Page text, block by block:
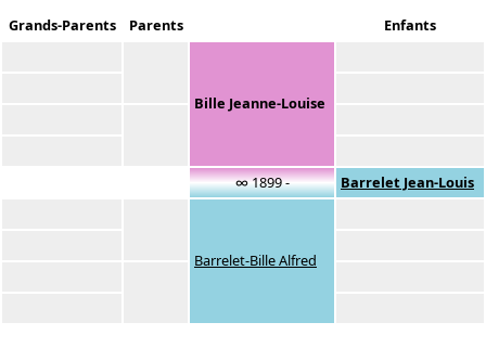
Grands-Parents Parents Enfants
Bille Jeanne-Louise
∞ 1899 - Barrelet Jean-Louis
Barrelet-Bille Alfred